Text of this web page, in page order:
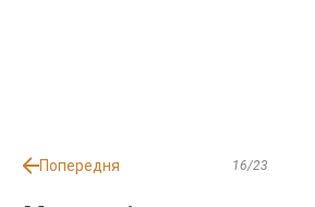
Попередня 16/23